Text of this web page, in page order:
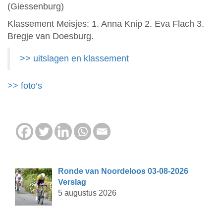
(Giessenburg)
Klassement Meisjes: 1. Anna Knip 2. Eva Flach 3.
Bregje van Doesburg.
>> uitslagen en klassement
>> foto’s
Ronde van Noordeloos 03-08-2026
Verslag
5 augustus 2026